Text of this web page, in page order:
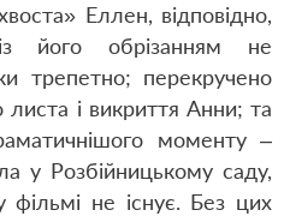
Еллен, відповідно,
його обрізанням не
трепетно; перекручено
і викриття Анни; та
моменту –
у Розбійницькому саду,
не існує. Без цих